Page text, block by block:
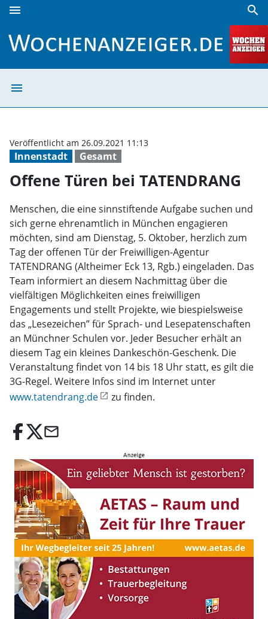
menu search
menu
Innenstadt Gesamt
Veröffentlicht am 26.09.2021 11:13
Offene Türen bei TATENDRANG
Menschen, die eine sinnstiftende Aufgabe suchen und
sich gerne ehrenamtlich in München engagieren
möchten, sind am Dienstag, 5. Oktober, herzlich zum
Tag der offenen Tür der Freiwilligen-Agentur
TATENDRANG (Altheimer Eck 13, Rgb.) eingeladen. Das
Team informiert an diesem Nachmittag über die
vielfältigen Möglichkeiten eines freiwilligen
Engagements und stellt Projekte, wie biespielsweise
das „Lesezeichen” für Sprach- und Lesepatenschaften
an Münchner Schulen vor. Jeder Besucher erhält an
diesem Tag ein kleines Dankeschön-Geschenk. Die
Veranstaltung findet von 14 bis 18 Uhr statt, es gilt die
3G-Regel. Weitere Infos sind im Internet unter
www.tatendrang.de
zu finden.
email